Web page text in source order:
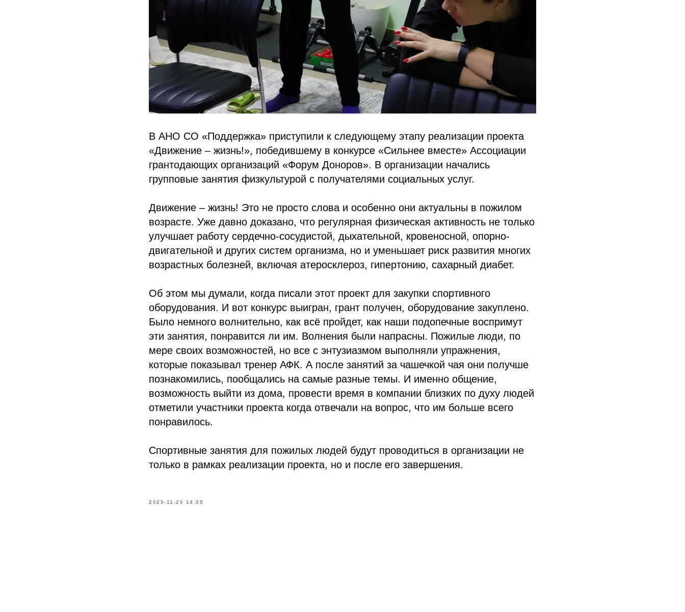
В АНО СО «Поддержка» приступили к следующему этапу реализации проекта
«Движение – жизнь!», победившему в конкурсе «Сильнее вместе» Ассоциации
грантодающих организаций «Форум Доноров». В организации начались
групповые занятия физкультурой с получателями социальных услуг.
Движение – жизнь! Это не просто слова и особенно они актуальны в пожилом
возрасте. Уже давно доказано, что регулярная физическая активность не только
улучшает работу сердечно-сосудистой, дыхательной, кровеносной, опорно-
двигательной и других систем организма, но и уменьшает риск развития многих
возрастных болезней, включая атеросклероз, гипертонию, сахарный диабет.
Об этом мы думали, когда писали этот проект для закупки спортивного
оборудования. И вот конкурс выигран, грант получен, оборудование закуплено.
Было немного волнительно, как всё пройдет, как наши подопечные воспримут
эти занятия, понравится ли им. Волнения были напрасны. Пожилые люди, по
мере своих возможностей, но все с энтузиазмом выполняли упражнения,
которые показывал тренер АФК. А после занятий за чашечкой чая они получше
познакомились, пообщались на самые разные темы. И именно общение,
возможность выйти из дома, провести время в компании близких по духу людей
отметили участники проекта когда отвечали на вопрос, что им больше всего
понравилось.
Спортивные занятия для пожилых людей будут проводиться в организации не
только в рамках реализации проекта, но и после его завершения.
2025-11-20 14:29